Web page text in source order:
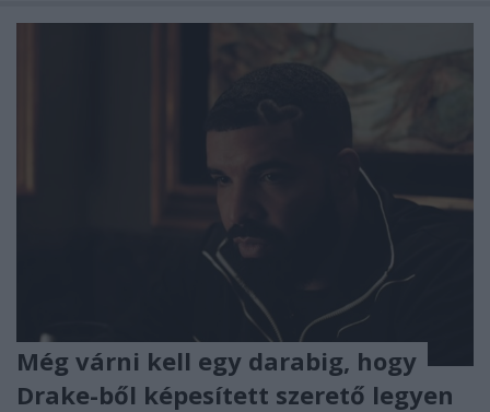
Még várni kell egy darabig, hogy
Drake-ből képesített szerető legyen